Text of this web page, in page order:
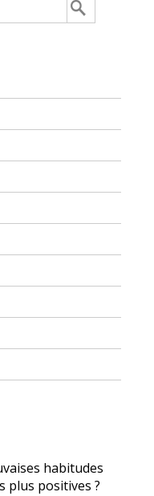
habitudes
plus positives ?